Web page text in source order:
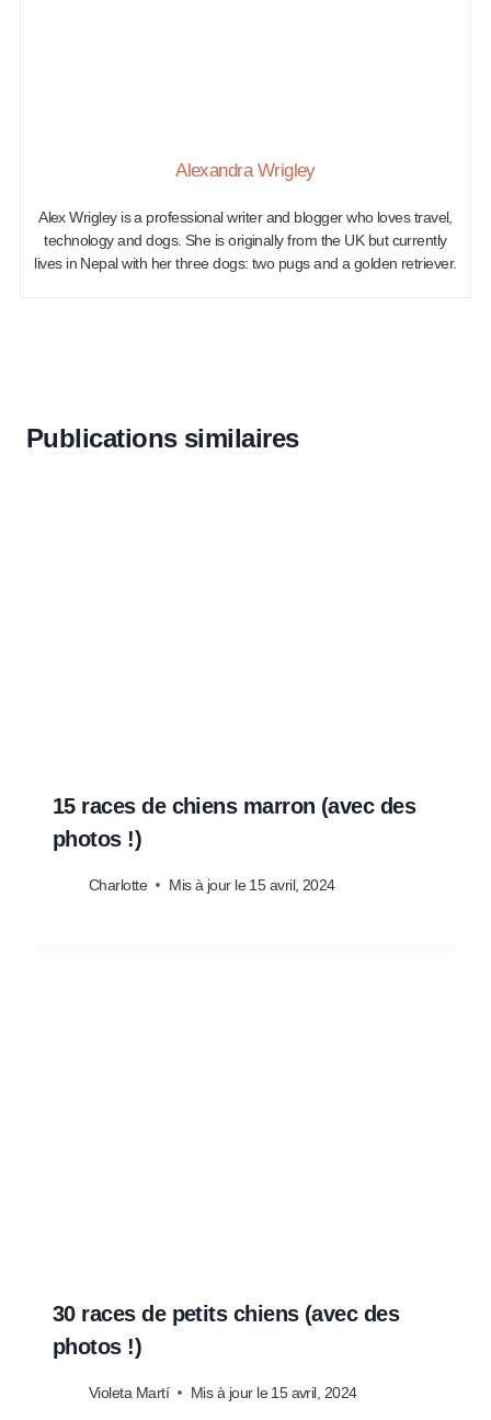
Alexandra Wrigley
Alex Wrigley is a professional writer and blogger who loves travel,
technology and dogs. She is originally from the UK but currently
lives in Nepal with her three dogs: two pugs and a golden retriever.
Publications similaires
15 races de chiens marron (avec des
photos !)
Charlotte Mis à jour le 15 avril, 2024
30 races de petits chiens (avec des
photos !)
Violeta Martí Mis à jour le 15 avril, 2024